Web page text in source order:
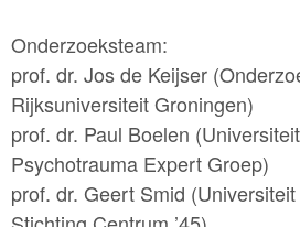
Onderzoeksteam:
prof. dr. Jos de Keijser
Rijksuniversiteit Groningen)
prof. dr. Paul Boelen
Psychotrauma Expert Groep)
prof. dr. Geert Smid